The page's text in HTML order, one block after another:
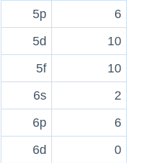
5p
6
5d
10
5f
10
6s
2
6p
6
6d
0